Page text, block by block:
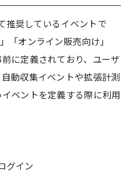
推奨しているイベントで
「オンライン販売向け」
に定義されており、ユーザ
動収集イベントや拡張計測
ベントを定義する際に利用
グイン